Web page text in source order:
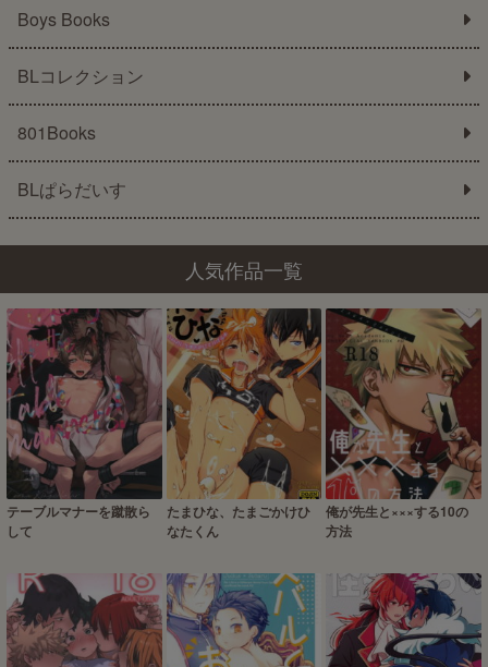
Boys Books
BLコレクション
801Books
BLぱらだいす
人気作品一覧
テーブルマナーを蹴散ら
して
たまひな、たまごかけひ
なたくん
俺が先生と×××する10の
方法